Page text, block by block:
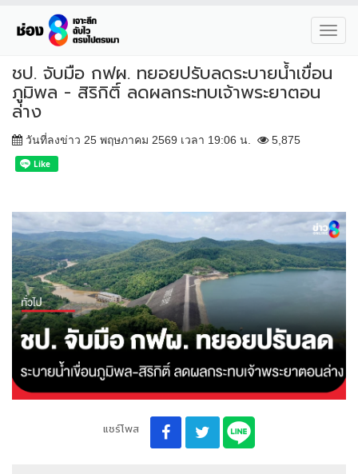
ชป. จับมือ กฟผ. ทยอยปรับลดระบายน้ำเขื่อน
ภูมิพล - สิริกิติ์ ลดผลกระทบเจ้าพระยาตอน
ล่าง
วันที่ลงข่าว 25 พฤษภาคม 2569 เวลา 19:06 น. 5,875
แชร์โพส